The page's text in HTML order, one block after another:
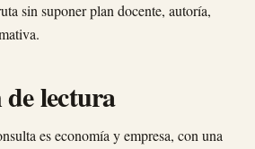
sin suponer plan docente, autoría,
lectura
es economía y empresa, con una